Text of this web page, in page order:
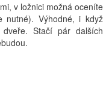
v ložnici možná oceníte
nutné). Výhodné, i když
dveře. Stačí pár dalších